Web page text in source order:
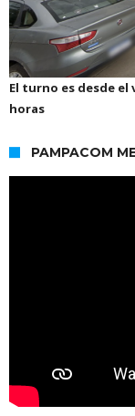
El turno es desde el
horas
PAMPACOM